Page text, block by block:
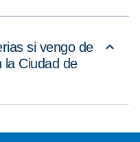
si vengo de
la Ciudad de